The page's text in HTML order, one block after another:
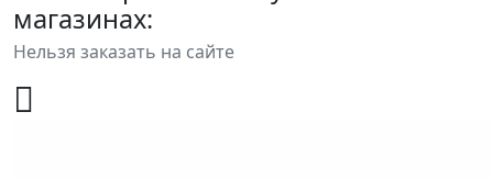
магазинах:
Нельзя заказать на сайте